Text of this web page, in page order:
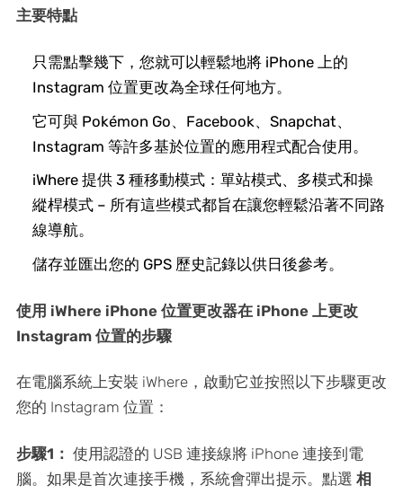
主要特點
只需點擊幾下，您就可以輕鬆地將 iPhone 上的
Instagram 位置更改為全球任何地方。
它可與 Pokémon Go、Facebook、Snapchat、
Instagram 等許多基於位置的應用程式配合使用。
iWhere 提供 3 種移動模式：單站模式、多模式和操
縱桿模式 – 所有這些模式都旨在讓您輕鬆沿著不同路
線導航。
儲存並匯出您的 GPS 歷史記錄以供日後參考。
使用 iWhere iPhone 位置更改器在 iPhone 上更改
Instagram 位置的步驟
在電腦系統上安裝 iWhere，啟動它並按照以下步驟更改
您的 Instagram 位置：
步驟1： 使用認證的 USB 連接線將 iPhone 連接到電
腦。如果是首次連接手機，系統會彈出提示。點選 相